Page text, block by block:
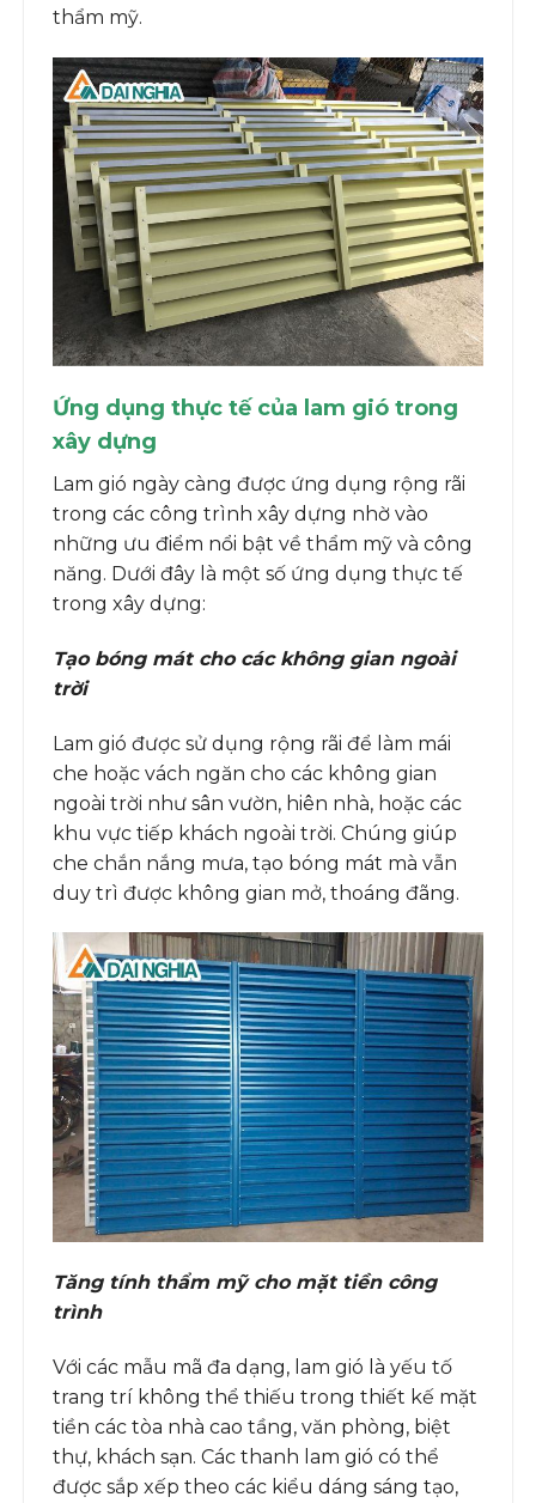
thẩm mỹ.
Ứng dụng thực tế của lam gió trong
xây dựng
Lam gió ngày càng được ứng dụng rộng rãi
trong các công trình xây dựng nhờ vào
những ưu điểm nổi bật về thẩm mỹ và công
năng. Dưới đây là một số ứng dụng thực tế
trong xây dựng:
Tạo bóng mát cho các không gian ngoài
trời
Lam gió được sử dụng rộng rãi để làm mái
che hoặc vách ngăn cho các không gian
ngoài trời như sân vườn, hiên nhà, hoặc các
khu vực tiếp khách ngoài trời. Chúng giúp
che chắn nắng mưa, tạo bóng mát mà vẫn
duy trì được không gian mở, thoáng đãng.
Tăng tính thẩm mỹ cho mặt tiền công
trình
Với các mẫu mã đa dạng, lam gió là yếu tố
trang trí không thể thiếu trong thiết kế mặt
tiền các tòa nhà cao tầng, văn phòng, biệt
thự, khách sạn. Các thanh lam gió có thể
được sắp xếp theo các kiểu dáng sáng tạo,